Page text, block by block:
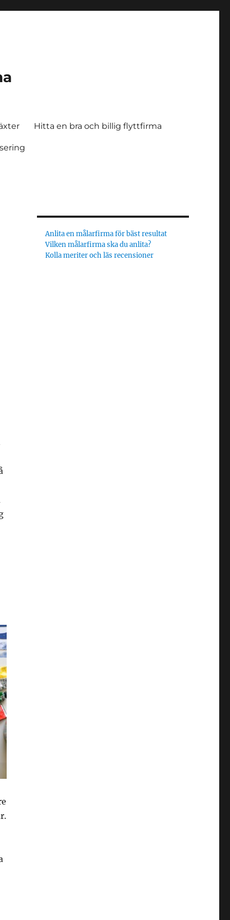
Hitta en bra och billig flyttfirma
Anlita en målarfirma för bäst resultat
Vilken målarfirma ska du anlita?
Kolla meriter och läs recensioner